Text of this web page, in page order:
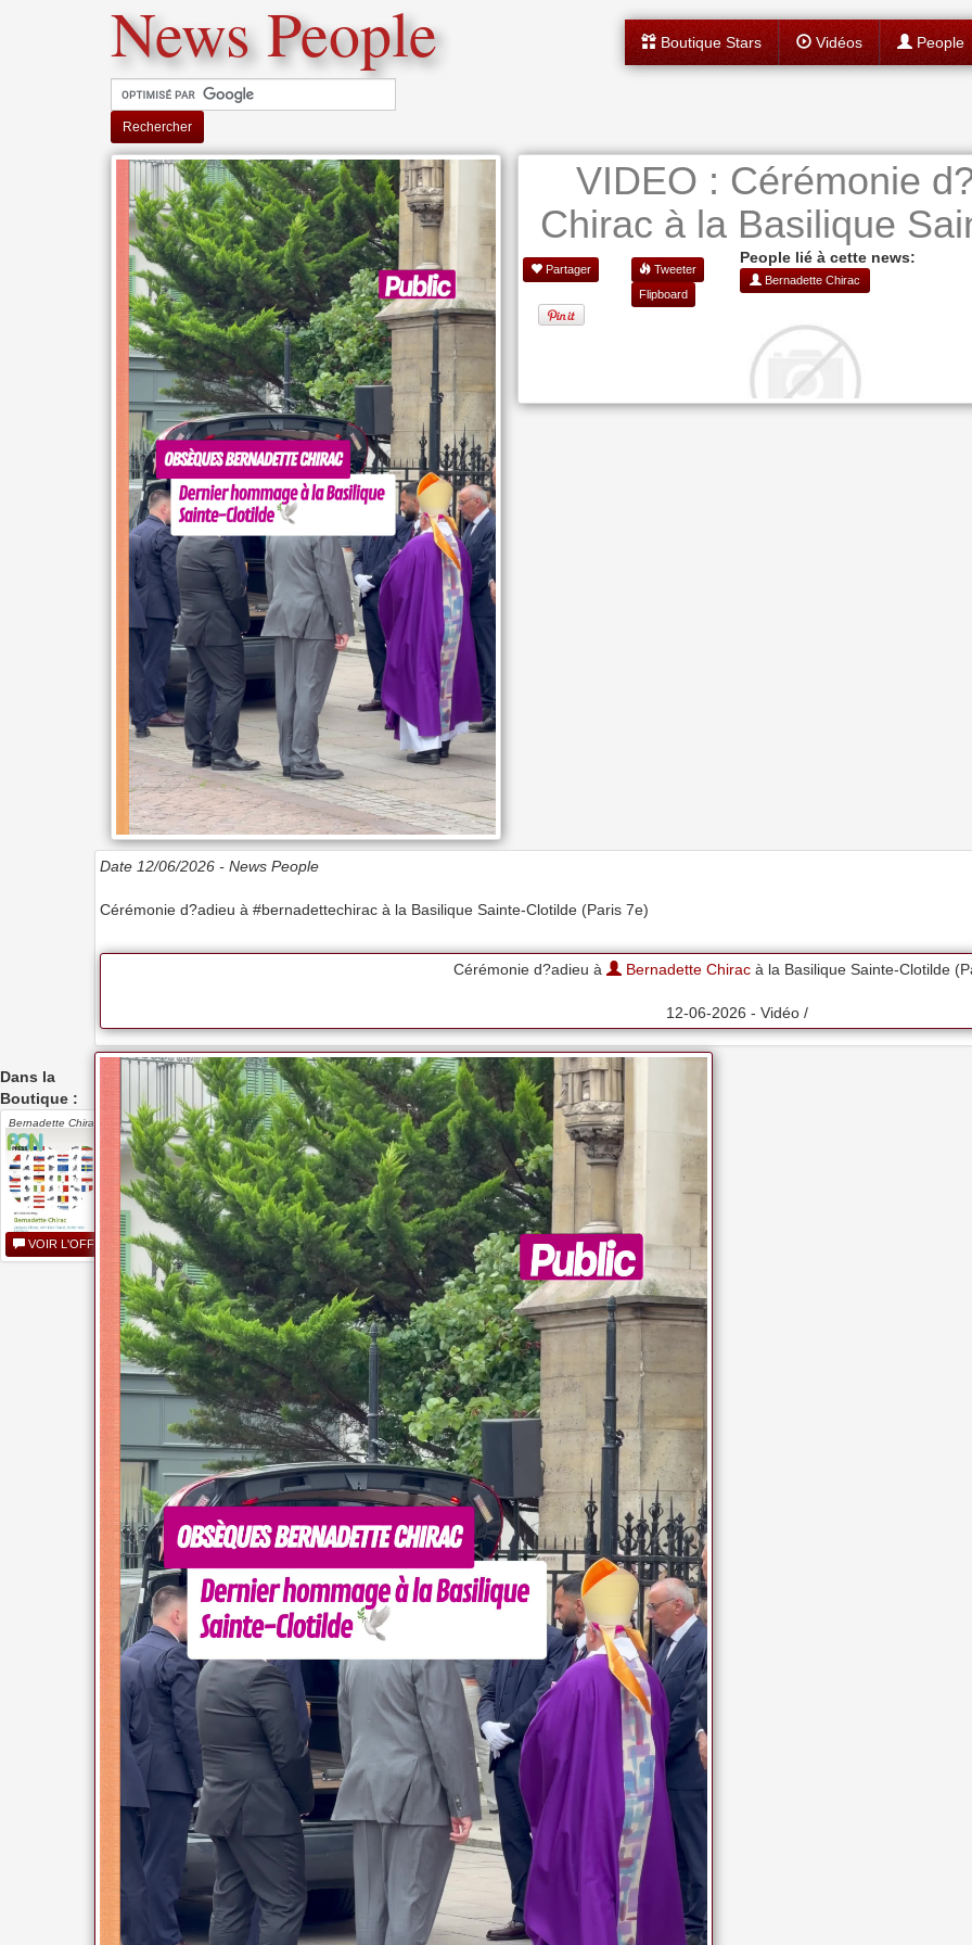
News People
Rechercher
Boutique Stars Vidéos People
VIDEO : Cérémonie
Chirac à la Basilique
Partager
Tweeter
Flipboard
People lié à cette news:
Bernadette Chirac
Date 12/06/2026 - News People
Cérémonie d?adieu à #bernadettechirac à la Basilique Sainte-Clotilde (Paris 7e)
Cérémonie d?adieu à Bernadette Chiracà la Basilique Sainte-Clotilde
12-06-2026 - Vidéo /
Dans la
Boutique :
Bernadette Chirac
VOIR L'OFFRE